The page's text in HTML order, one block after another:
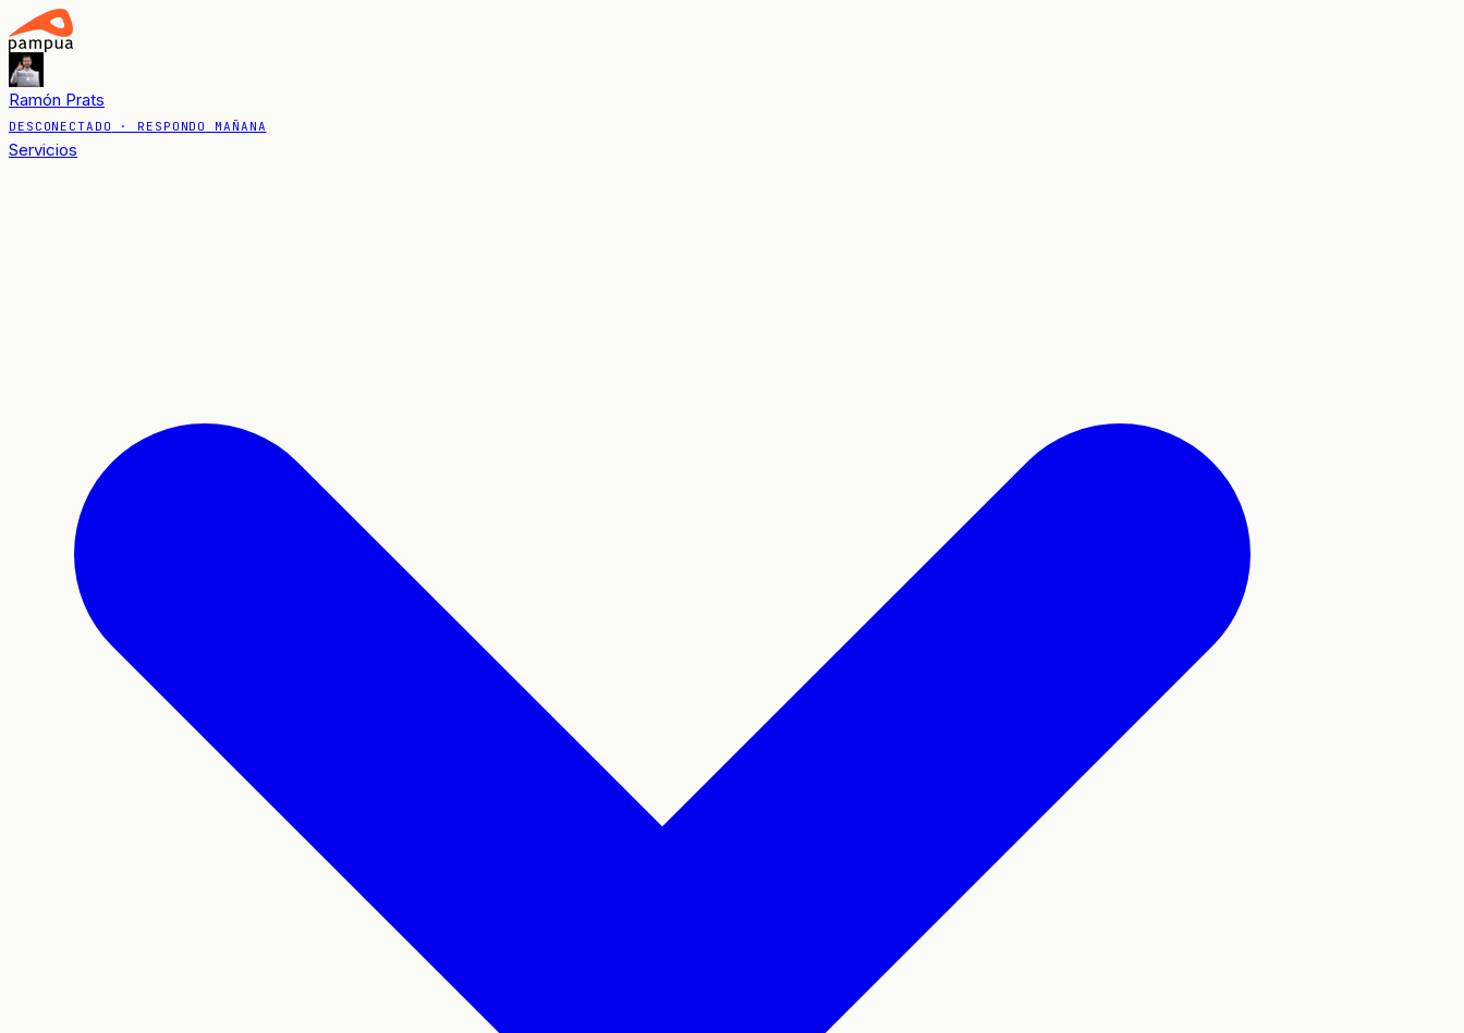
Ramón Prats
DESCONECTADO · RESPONDO MAÑANA
Servicios